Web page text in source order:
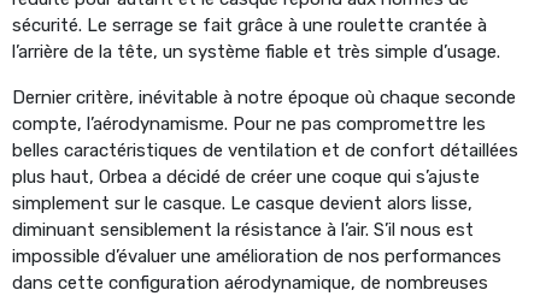
sécurité. Le serrage se fait grâce à une roulette crantée à
l’arrière de la tête, un système fiable et très simple d’usage.
Dernier critère, inévitable à notre époque où chaque seconde
compte, l’aérodynamisme. Pour ne pas compromettre les
belles caractéristiques de ventilation et de confort détaillées
plus haut, Orbea a décidé de créer une coque qui s’ajuste
simplement sur le casque. Le casque devient alors lisse,
diminuant sensiblement la résistance à l’air. S’il nous est
impossible d’évaluer une amélioration de nos performances
dans cette configuration aérodynamique, de nombreuses